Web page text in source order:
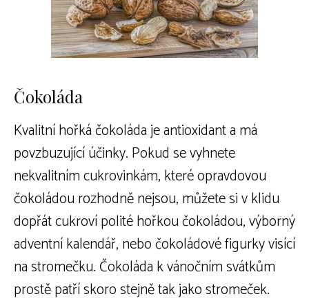
Čokoláda
Kvalitní hořká čokoláda je antioxidant a má
povzbuzující účinky. Pokud se vyhnete
nekvalitním cukrovinkám, které opravdovou
čokoládou rozhodně nejsou, můžete si v klidu
dopřát cukroví polité hořkou čokoládou, výborný
adventní kalendář, nebo čokoládové figurky visící
na stromečku. Čokoláda k vánočním svátkům
prostě patří skoro stejně tak jako stromeček.